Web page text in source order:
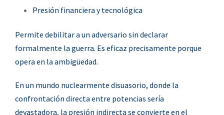
Presión financiera y tecnológica
Permite debilitar a un adversario sin declarar
formalmente la guerra. Es eficaz precisamente porque
opera en la ambigüedad.
En un mundo nuclearmente disuasorio, donde la
confrontación directa entre potencias sería
devastadora, la presión indirecta se convierte en el